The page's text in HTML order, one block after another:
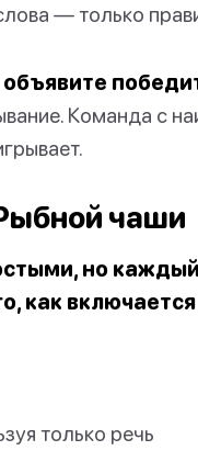
— только
Команда с
чаши
но
как
только речь